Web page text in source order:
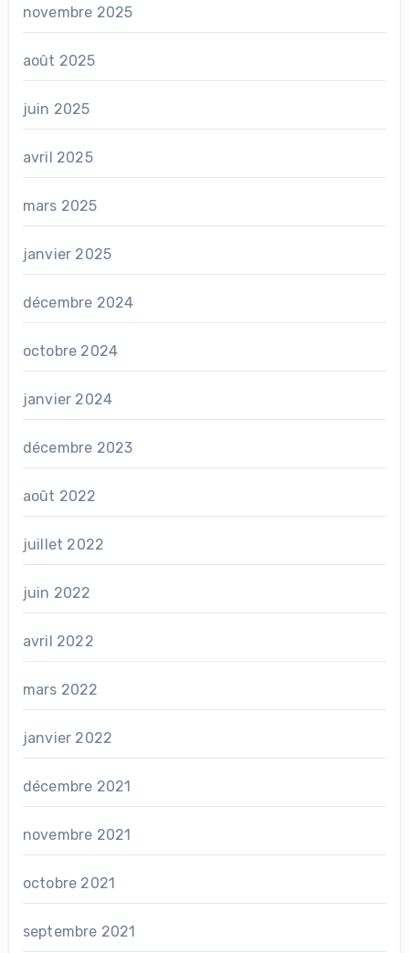
novembre 2025
août 2025
juin 2025
avril 2025
mars 2025
janvier 2025
décembre 2024
octobre 2024
janvier 2024
décembre 2023
août 2022
juillet 2022
juin 2022
avril 2022
mars 2022
janvier 2022
décembre 2021
novembre 2021
octobre 2021
septembre 2021